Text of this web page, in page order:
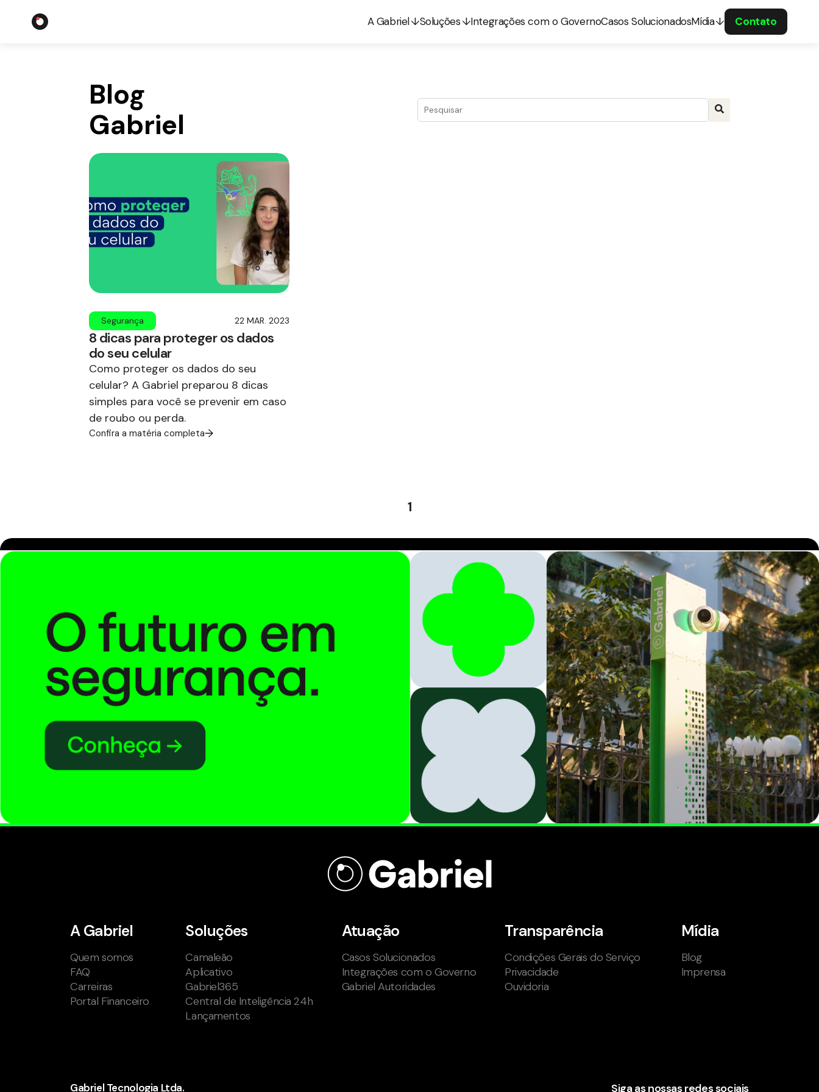
A Gabriel Soluções Integrações com o GovernoCasos SolucionadosMídia Contato
Blog
Gabriel
Este é um campo de pesquisa com recurso de sugestão automática incluído.
Segurança 22 MAR. 2023
8 dicas para proteger os dados
do seu celular
Como proteger os dados do seu
celular? A Gabriel preparou 8 dicas
simples para você se prevenir em caso
de roubo ou perda.
Confira a matéria completa
1
A Gabriel
Quem somos
FAQ
Carreiras
Portal Financeiro
Soluções
Camaleão
Aplicativo
Gabriel365
Central de Inteligência 24h
Lançamentos
Atuação
Casos Solucionados
Integrações com o Governo
Gabriel Autoridades
Transparência
Condições Gerais do Serviço
Privacidade
Ouvidoria
Mídia
Blog
Imprensa
Gabriel Tecnologia Ltda. Siga as nossas redes sociais